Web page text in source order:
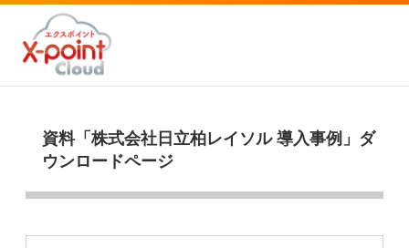
資料「株式会社日立柏レイソル 導入事例」ダ
ウンロードページ